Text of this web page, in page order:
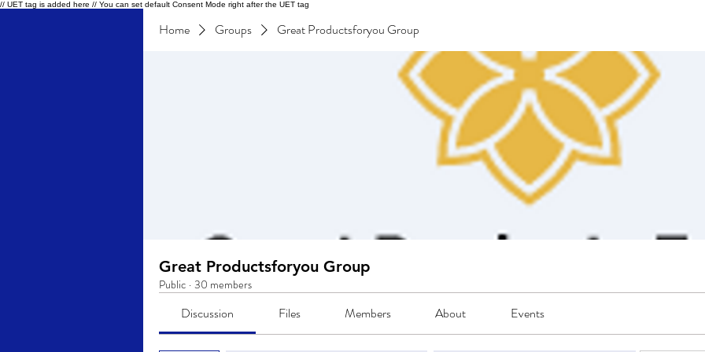
// UET tag is added here // You can set default Consent Mode right after the UET tag
Home Groups Great Productsforyou Group
Great Productsforyou Group
Public · 30 members
Discussion Files Members About Events